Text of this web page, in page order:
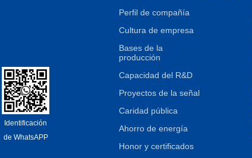
Identificación
de WhatsAPP
Perfil de compañía
Cultura de empresa
Bases de la
producción
Capacidad del R&D
Proyectos de la señal
Caridad pública
Ahorro de energía
Honor y certificados